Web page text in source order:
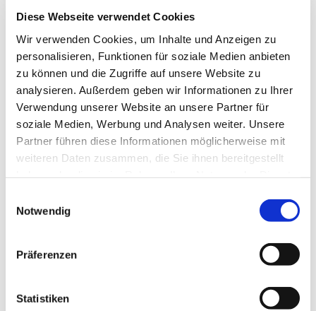
Diese Webseite verwendet Cookies
Wir verwenden Cookies, um Inhalte und Anzeigen zu
personalisieren, Funktionen für soziale Medien anbieten
zu können und die Zugriffe auf unsere Website zu
analysieren. Außerdem geben wir Informationen zu Ihrer
Verwendung unserer Website an unsere Partner für
soziale Medien, Werbung und Analysen weiter. Unsere
Partner führen diese Informationen möglicherweise mit
weiteren Daten zusammen, die Sie ihnen bereitgestellt
Notwendig
Präferenzen
Statistiken
Erfahren Sie hier mehr
Assyst Europe
Document Capture